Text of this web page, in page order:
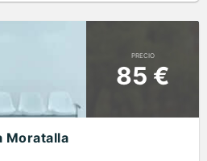
PRECIO
85 €
Moratalla